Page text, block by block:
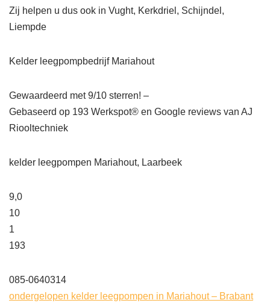
Zij helpen u dus ook in Vught, Kerkdriel, Schijndel,
Liempde
Kelder leegpompbedrijf Mariahout
Gewaardeerd met 9/10 sterren! –
Gebaseerd op 193 Werkspot® en Google reviews van AJ
Riooltechniek
kelder leegpompen Mariahout, Laarbeek
9,0
10
1
193
085-0640314
ondergelopen kelder leegpompen in Mariahout – Brabant